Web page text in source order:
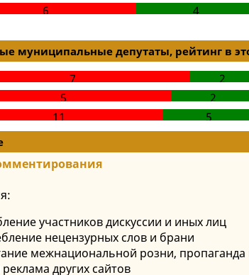
6 4
муниципальные депутаты, рейтинг в
7 2
5
2
11
5
участников дискуссии и иных лиц
нецензурных слов и брани
межнациональной розни, пропаганда
других сайтов